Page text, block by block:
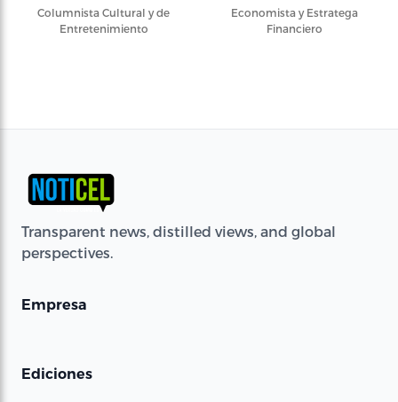
Columnista Cultural y de
Entretenimiento
Economista y Estratega
Financiero
Transparent news, distilled views, and global
perspectives.
Empresa
Ediciones